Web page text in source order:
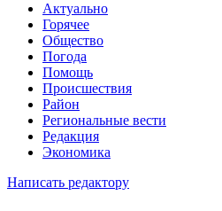
Актуально
Горячее
Общество
Погода
Помощь
Происшествия
Район
Региональные вести
Редакция
Экономика
Написать редактору